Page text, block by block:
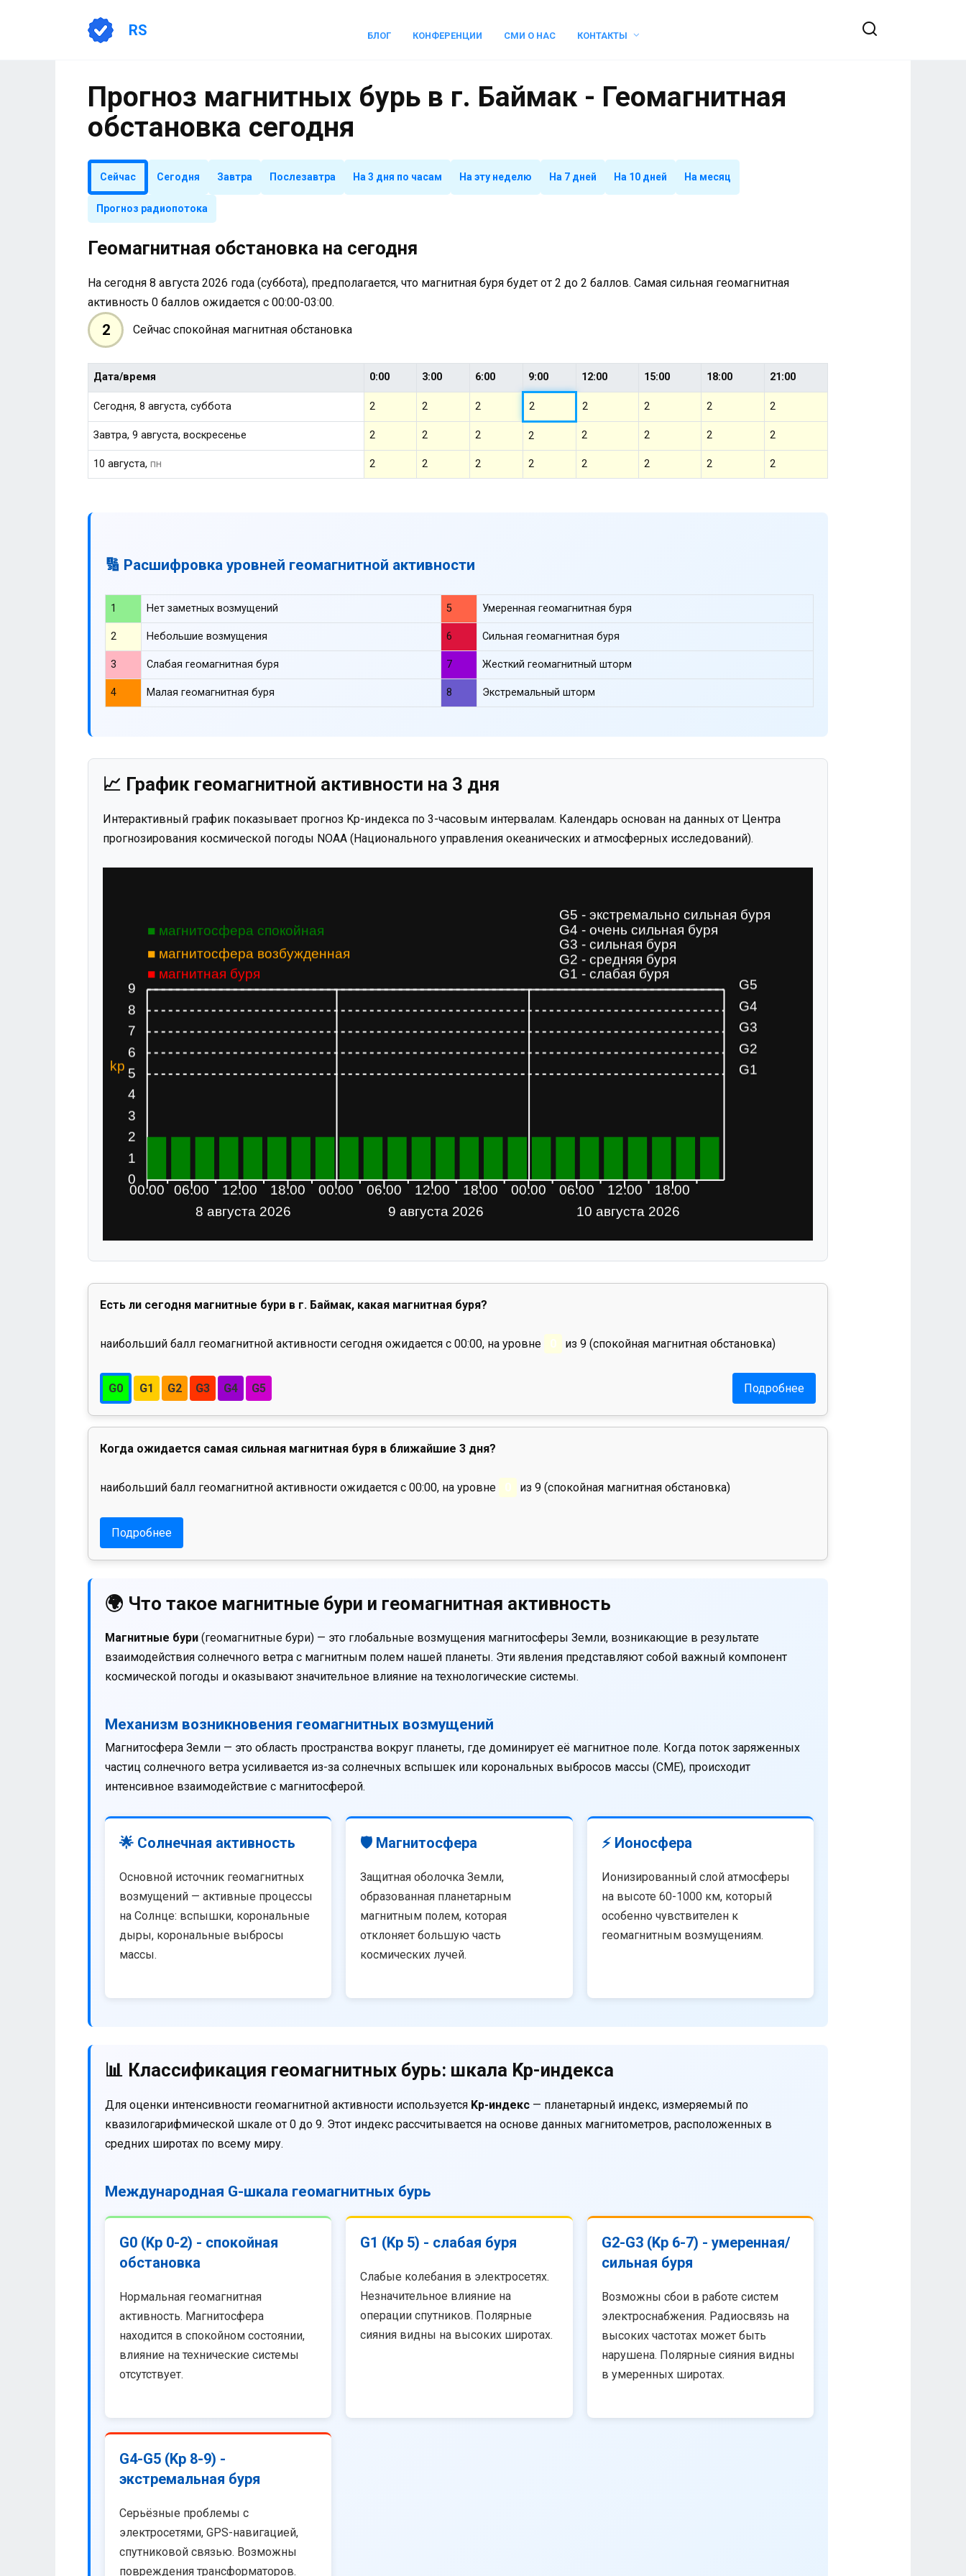
RS БЛОГ КОНФЕРЕНЦИИ СМИ О НАС КОНТАКТЫ
Прогноз магнитных бурь в г. Баймак - Геомагнитная
обстановка сегодня
Сейчас Сегодня Завтра Послезавтра На 3 дня по часам На эту неделю На 7 дней На 10 дней На месяц
Прогноз радиопотока
Геомагнитная обстановка на сегодня
На сегодня 8 августа 2026 года (суббота), предполагается, что магнитная буря будет от 2 до 2 баллов. Самая сильная геомагнитная
активность 0 баллов ожидается с 00:00-03:00.
2 Сейчас спокойная магнитная обстановка
Дата/время 0:00 3:00 6:00 9:00 12:00 15:00 18:00 21:00
Сегодня, 8 августа, суббота 2 2 2 2 2 2 2 2
Завтра, 9 августа, воскресенье 2 2 2 2 2 2 2 2
10 августа,пн 2 2 2 2 2 2 2 2
🔢 Расшифровка уровней геомагнитной активности
1 Нет заметных возмущений 5 Умеренная геомагнитная буря
2 Небольшие возмущения 6 Сильная геомагнитная буря
3 Слабая геомагнитная буря 7 Жесткий геомагнитный шторм
4 Малая геомагнитная буря 8 Экстремальный шторм
📈 График геомагнитной активности на 3 дня
Интерактивный график показывает прогноз Kp-индекса по 3-часовым интервалам. Календарь основан на данных от Центра
прогнозирования космической погоды NOAA (Национального управления океанических и атмосферных исследований).
Есть ли сегодня магнитные бури в г. Баймак, какая магнитная буря?
наибольший балл геомагнитной активности сегодня ожидается с 00:00, на уровне 0 из 9 (спокойная магнитная обстановка)
G0 G1 G2 G3 G4 G5 Подробнее
Когда ожидается самая сильная магнитная буря в ближайшие 3 дня?
наибольший балл геомагнитной активности ожидается с 00:00, на уровне 0 из 9 (спокойная магнитная обстановка)
Подробнее
🌍 Что такое магнитные бури и геомагнитная активность
Магнитные бури (геомагнитные бури) — это глобальные возмущения магнитосферы Земли, возникающие в результате
взаимодействия солнечного ветра с магнитным полем нашей планеты. Эти явления представляют собой важный компонент
космической погоды и оказывают значительное влияние на технологические системы.
Механизм возникновения геомагнитных возмущений
Магнитосфера Земли — это область пространства вокруг планеты, где доминирует её магнитное поле. Когда поток заряженных
частиц солнечного ветра усиливается из-за солнечных вспышек или корональных выбросов массы (CME), происходит
интенсивное взаимодействие с магнитосферой.
🌟 Солнечная активность
Основной источник геомагнитных
возмущений — активные процессы
на Солнце: вспышки, корональные
дыры, корональные выбросы
массы.
🛡️ Магнитосфера
Защитная оболочка Земли,
образованная планетарным
магнитным полем, которая
отклоняет большую часть
космических лучей.
⚡ Ионосфера
Ионизированный слой атмосферы
на высоте 60-1000 км, который
особенно чувствителен к
геомагнитным возмущениям.
📊 Классификация геомагнитных бурь: шкала Kp-индекса
Для оценки интенсивности геомагнитной активности используется Kp-индекс — планетарный индекс, измеряемый по
квазилогарифмической шкале от 0 до 9. Этот индекс рассчитывается на основе данных магнитометров, расположенных в
средних широтах по всему миру.
Международная G-шкала геомагнитных бурь
G0 (Kp 0-2) - спокойная
обстановка
Нормальная геомагнитная
активность. Магнитосфера
находится в спокойном состоянии,
влияние на технические системы
отсутствует.
G1 (Kp 5) - слабая буря
Слабые колебания в электросетях.
Незначительное влияние на
операции спутников. Полярные
сияния видны на высоких широтах.
G2-G3 (Kp 6-7) - умеренная/
сильная буря
Возможны сбои в работе систем
электроснабжения. Радиосвязь на
высоких частотах может быть
нарушена. Полярные сияния видны
в умеренных широтах.
G4-G5 (Kp 8-9) -
экстремальная буря
Серьёзные проблемы с
электросетями, GPS-навигацией,
спутниковой связью. Возможны
повреждения трансформаторов.